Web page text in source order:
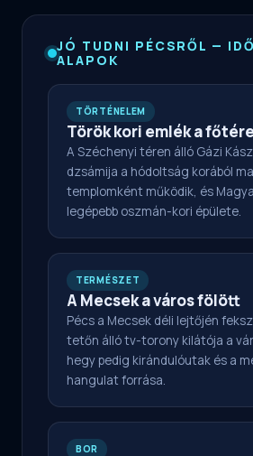
JÓ TUDNI PÉCSRŐL —
ALAPOK
TÖRTÉNELEM
Török kori emlék a
A Széchenyi téren álló Gázi
dzsámija a hódoltság korából
templomként működik, és
legépebb oszmán-kori épülete.
TERMÉSZET
A Mecsek a város fölött
Pécs a Mecsek déli lejtőjén
tetőn álló tv-torony kilátója a
hegy pedig kirándulóutak és a
hangulat forrása.
BOR